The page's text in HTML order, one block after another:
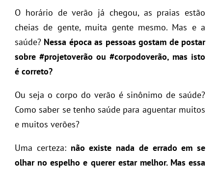
O horário de verão já chegou, as praias estão
cheias de gente, muita gente mesmo. Mas e a
saúde? Nessa época as pessoas gostam de postar
sobre #projetoverão ou #corpodoverão, mas isto
é correto?
Ou seja o corpo do verão é sinônimo de saúde?
Como saber se tenho saúde para aguentar muitos
e muitos verões?
Uma certeza: não existe nada de errado em se
olhar no espelho e querer estar melhor. Mas essa